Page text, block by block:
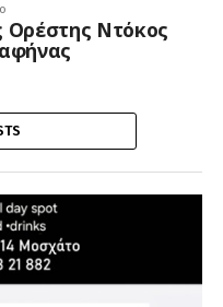
Ορέστης Ντόκος